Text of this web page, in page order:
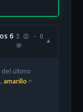
6 3 😡 · 0
💬
▾
del último
amarillo =